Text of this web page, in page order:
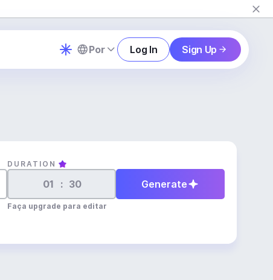
Por Log In Sign Up
DURATION
:
Faça upgrade para editar
Generate